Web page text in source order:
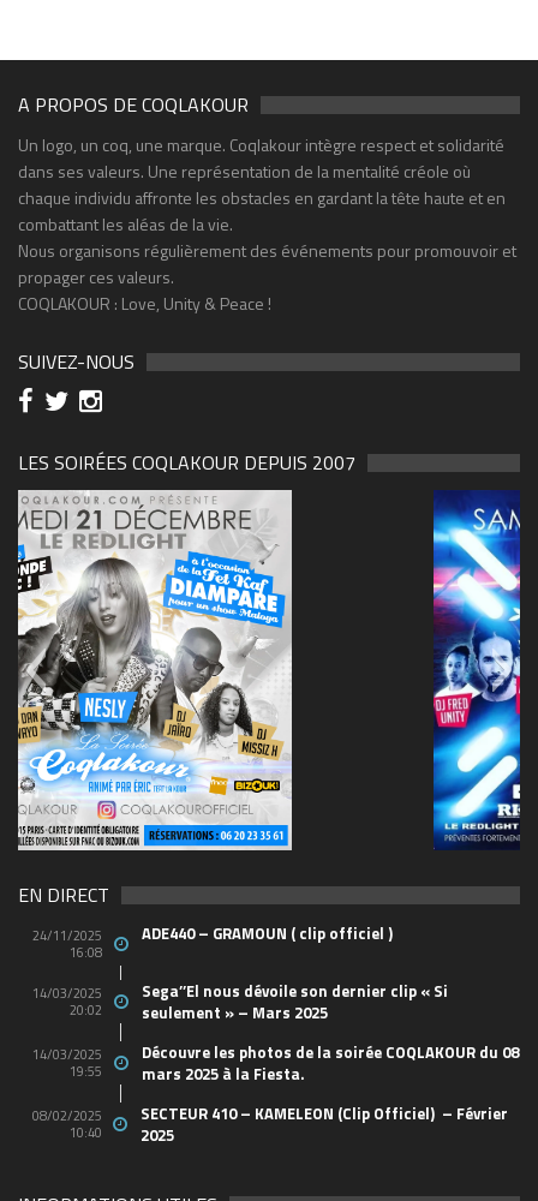
A PROPOS DE COQLAKOUR
Un logo, un coq, une marque. Coqlakour intègre respect et solidarité
dans ses valeurs. Une représentation de la mentalité créole où
chaque individu affronte les obstacles en gardant la tête haute et en
combattant les aléas de la vie.
Nous organisons régulièrement des événements pour promouvoir et
propager ces valeurs.
COQLAKOUR : Love, Unity & Peace !
SUIVEZ-NOUS
LES SOIRÉES COQLAKOUR DEPUIS 2007
(1)
EN DIRECT
24/11/2025
16:08
ADE440 – GRAMOUN ( clip officiel )
14/03/2025
20:02
Sega’’El nous dévoile son dernier clip « Si
seulement » – Mars 2025
14/03/2025
19:55
Découvre les photos de la soirée COQLAKOUR du 08
mars 2025 à la Fiesta.
08/02/2025
10:40
SECTEUR 410 – KAMELEON (Clip Officiel) – Février
2025